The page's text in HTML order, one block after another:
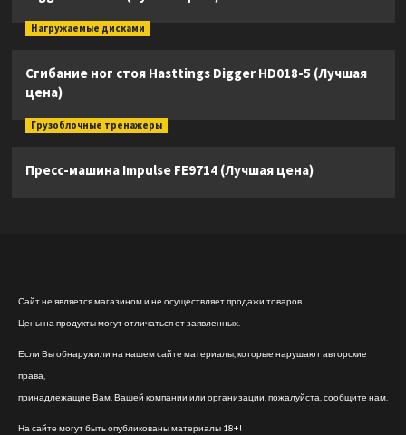
Нагружаемые дисками
Сгибание ног стоя Hasttings Digger HD018-5 (Лучшая
цена)
Грузоблочные тренажеры
Пресс-машина Impulse FE9714 (Лучшая цена)
Сайт не является магазином и не осуществляет продажи товаров.
Цены на продукты могут отличаться от заявленных.
Если Вы обнаружили на нашем сайте материалы, которые нарушают авторские
права,
принадлежащие Вам, Вашей компании или организации, пожалуйста, сообщите нам.
На сайте могут быть опубликованы материалы 18+!